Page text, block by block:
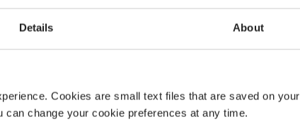
Details About
Cookies are small text files that are saved on your
change your cookie preferences at any time.